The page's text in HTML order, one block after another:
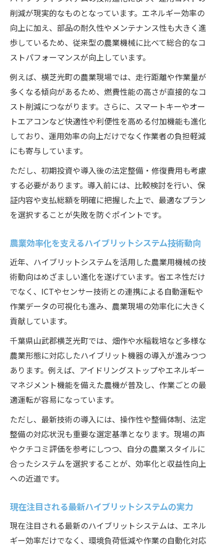
削減が現実的なものとなっています。エネルギー効率の
向上に加え、部品の耐久性やメンテナンス性も大きく進
歩しているため、従来型の農業機械に比べて総合的なコ
ストパフォーマンスが向上しています。
例えば、横芝光町の農業現場では、走行距離や作業量が
多くなる傾向があるため、燃費性能の高さが直接的なコ
スト削減につながります。さらに、スマートキーやオー
トエアコンなど快適性や利便性を高める付加機能も進化
しており、運用効率の向上だけでなく作業者の負担軽減
にも寄与しています。
ただし、初期投資や導入後の法定整備・修復費用も考慮
する必要があります。導入前には、比較検討を行い、保
証内容や支払総額を明確に把握した上で、最適なプラン
を選択することが失敗を防ぐポイントです。
農業効率化を支えるハイブリットシステム技術動向
近年、ハイブリットシステムを活用した農業用機械の技
術動向はめざましい進化を遂げています。省エネ性だけ
でなく、ICTやセンサー技術との連携による自動運転や
作業データの可視化も進み、農業現場の効率化に大きく
貢献しています。
千葉県山武郡横芝光町では、畑作や水稲栽培など多様な
農業形態に対応したハイブリット機器の導入が進みつつ
あります。例えば、アイドリングストップやエネルギー
マネジメント機能を備えた農機が普及し、作業ごとの最
適運転が容易になっています。
ただし、最新技術の導入には、操作性や整備体制、法定
整備の対応状況も重要な選定基準となります。現場の声
やクチコミ評価を参考にしつつ、自分の農業スタイルに
合ったシステムを選択することが、効率化と収益性向上
への近道です。
現在注目される最新ハイブリットシステムの実力
現在注目される最新のハイブリットシステムは、エネル
ギー効率だけでなく、環境負荷低減や作業の自動化対応